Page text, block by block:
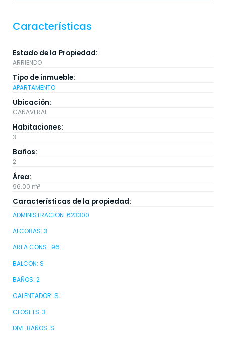
Características
Estado de la Propiedad:
ARRIENDO
Tipo de inmueble:
APARTAMENTO
Ubicación:
CAÑAVERAL
Habitaciones:
3
Baños:
2
Área:
96.00 m²
Características de la propiedad:
ADMINISTRACION: 623300
ALCOBAS: 3
AREA CONS.: 96
BALCON: S
BAÑOS: 2
CALENTADOR: S
CLOSETS: 3
DIVI. BAÑOS: S